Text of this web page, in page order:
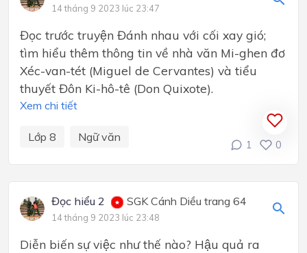
14 tháng 9 2023 lúc 23:47
Đọc trước truyện Đánh nhau với cối xay gió;
tìm hiểu thêm thông tin về nhà văn Mi-ghen đơ
Xéc-van-tét (Miguel de Cervantes) và tiểu
thuyết Đôn Ki-hô-tê (Don Quixote).
Xem chi tiết
Lớp 8 Ngữ văn
1 0
Đọc hiểu 2 SGK Cánh Diều trang 64
14 tháng 9 2023 lúc 23:48
Diễn biến sự việc như thế nào? Hậu quả ra